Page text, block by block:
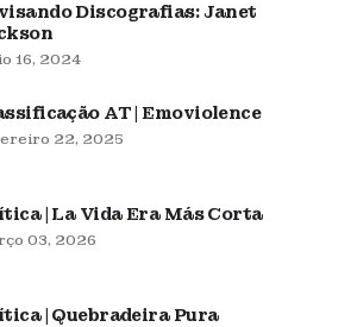
Discografias: Janet
16, 2024
AT | Emoviolence
22, 2025
| La Vida Era Más Corta
03, 2026
| Quebradeira Pura